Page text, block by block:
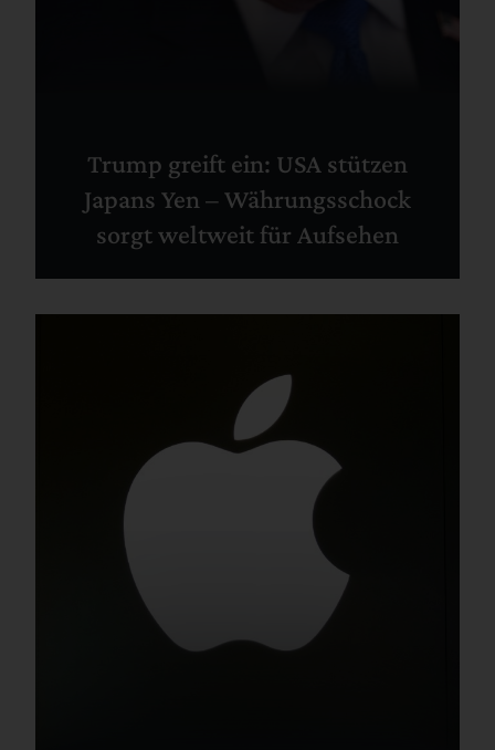
Trump greift ein: USA stützen
Japans Yen – Währungsschock
sorgt weltweit für Aufsehen